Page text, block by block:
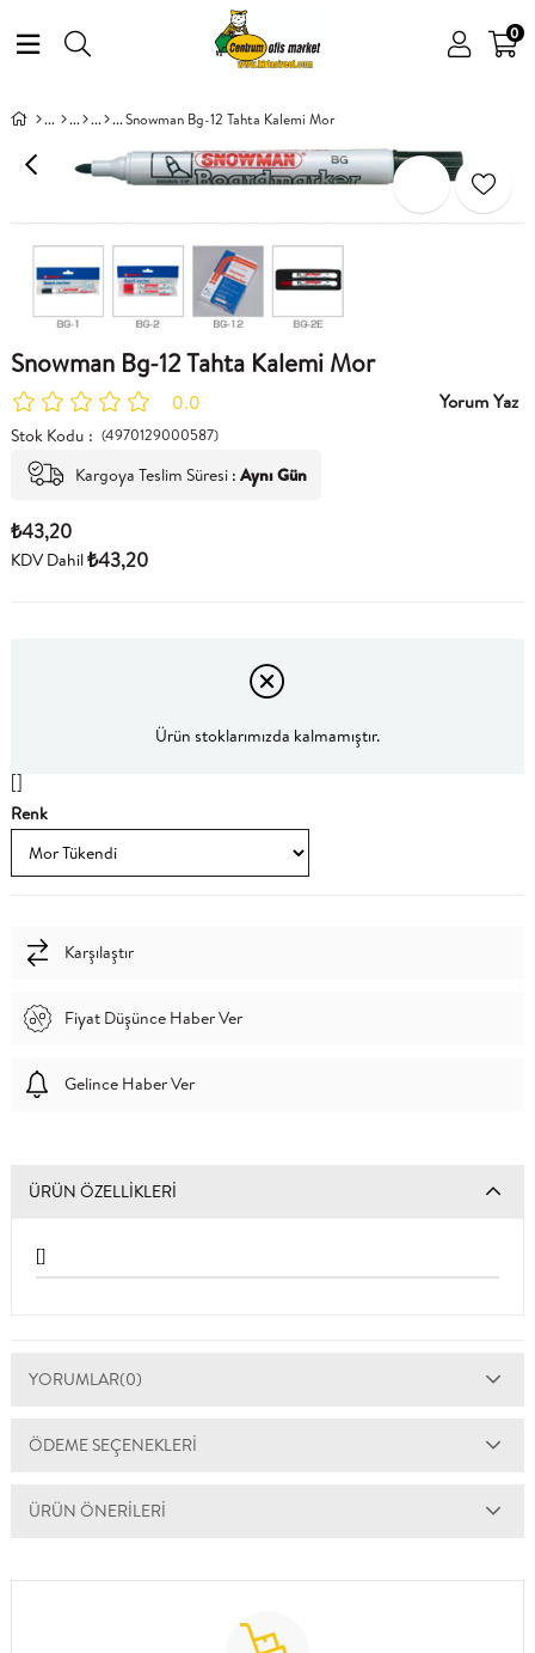
0
Snowman Bg-12 Tahta Kalemi Mor
Snowman Bg-12 Tahta Kalemi Mor
0.0 Yorum Yaz
Stok Kodu (4970129000587)
Kargoya Teslim Süresi : Aynı Gün
₺43,20
KDV Dahil₺43,20
Ürün stoklarımızda kalmamıştır.
[]
Renk
Karşılaştır
Fiyat Düşünce Haber Ver
Gelince Haber Ver
ÜRÜN ÖZELLIKLERI
[]
YORUMLAR(0)
ÖDEME SEÇENEKLERI
ÜRÜN ÖNERILERI